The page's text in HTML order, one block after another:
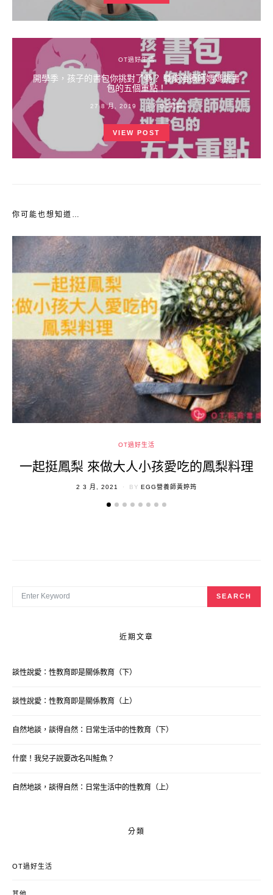
OT過好生活
開學季，孩子的書包你挑對了嗎？ 職能治療師媽媽挑書
包的五個重點！
POSTED
ON
27 8 月, 2019 BY OT莉莉
VIEW POST
你可能也想知道…
OT過好生活
一起挺鳳梨 來做大人小孩愛吃的鳳梨料理
POSTED
2 3 月, 2021 BY EGG營養師黃婷筠
SEARCH
近期文章
談性說愛：性教育即是關係教育（下）
談性說愛：性教育即是關係教育（上）
自然地談，談得自然：日常生活中的性教育（下）
什麼！我兒子說要改名叫鮭魚？
自然地談，談得自然：日常生活中的性教育（上）
分類
OT過好生活
其他